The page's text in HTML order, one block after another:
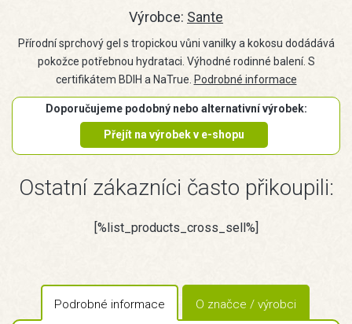
Výrobce: Sante
Přírodní sprchový gel s tropickou vůni vanilky a kokosu dodádává
pokožce potřebnou hydrataci. Výhodné rodinné balení. S
certifikátem BDIH a NaTrue. Podrobné informace
Doporučujeme podobný nebo alternativní výrobek:
Přejít na výrobek v e-shopu
Ostatní zákazníci často přikoupili:
[%list_products_cross_sell%]
Podrobné informace O značce / výrobci